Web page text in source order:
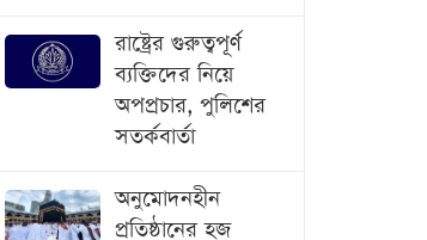
রাষ্ট্রের গুরুত্বপূর্ণ
ব্যক্তিদের নিয়ে
অপপ্রচার, পুলিশের
সতর্কবার্তা
অনুমোদনহীন
প্রতিষ্ঠানের হজ